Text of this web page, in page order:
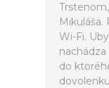
Mikuláša.
Wi-Fi.
do